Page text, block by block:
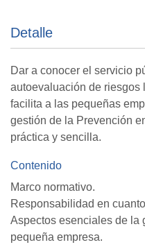
Detalle
Dar a conocer el servicio
autoevaluación de riesgos
facilita a las pequeñas
gestión de la Prevención
práctica y sencilla.
Contenido
Marco normativo.
Responsabilidad en
Aspectos esenciales de la
pequeña empresa.